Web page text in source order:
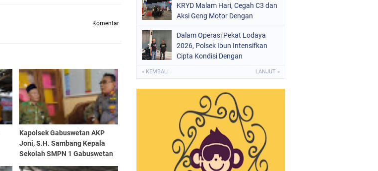
Komentar
Kapolsek Gabuswetan AKP
Joni, S.H. Sambang Kepala
Sekolah SMPN 1 Gabuswetan
KRYD Malam Hari, Cegah C3 dan
Aksi Geng Motor Dengan
Dalam Operasi Pekat Lodaya
2026, Polsek Ibun Intensifkan
Cipta Kondisi Dengan
« KEMBALI LANJUT »